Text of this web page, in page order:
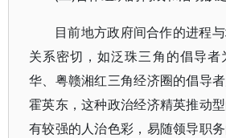
目前地方政府间合作的进程
关系密切，如泛珠三角的倡导
华、粤赣湘红三角经济圈的倡导
霍英东，这种政治经济精英推动
有较强的人治色彩，易随领导职